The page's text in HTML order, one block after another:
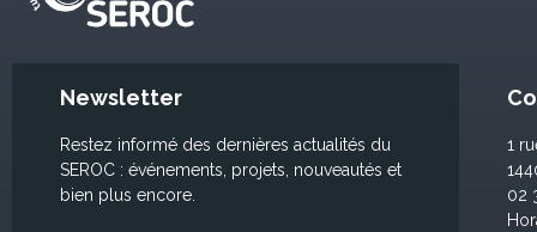
Newsletter
Restez informé des dernières actualités du
SEROC : événements, projets, nouveautés et
bien plus encore.
1
02